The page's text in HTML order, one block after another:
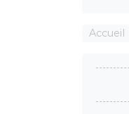
Accueil